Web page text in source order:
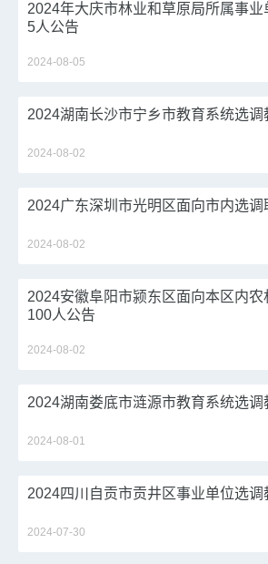
2024年大庆市林业和草原局所属事
5人公告
2024-08-05
2024湖南长沙市宁乡市教育系统选调
2024-08-02
2024广东深圳市光明区面向市内选调
2024-08-02
2024安徽阜阳市颍东区面向本区内农
100人公告
2024-08-02
2024湖南娄底市涟源市教育系统选调
2024-08-01
2024四川自贡市贡井区事业单位选调
2024-07-30